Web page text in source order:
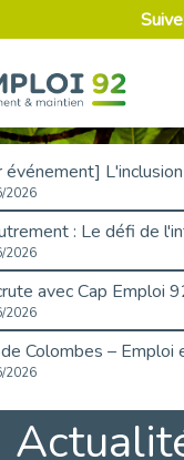
2026
2026
2026
2026
2026